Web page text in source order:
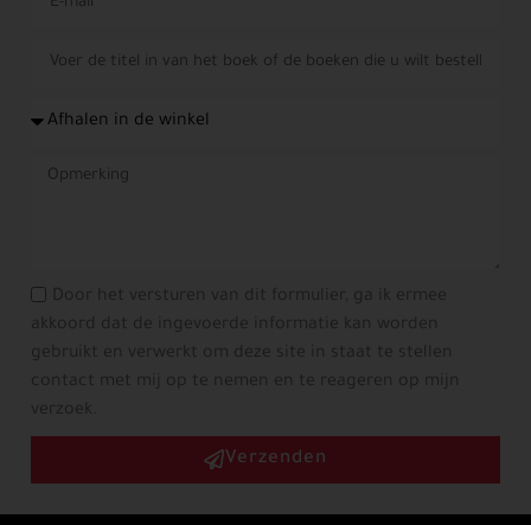
Door het versturen van dit formulier, ga ik ermee
akkoord dat de ingevoerde informatie kan worden
gebruikt en verwerkt om deze site in staat te stellen
contact met mij op te nemen en te reageren op mijn
verzoek.
Verzenden